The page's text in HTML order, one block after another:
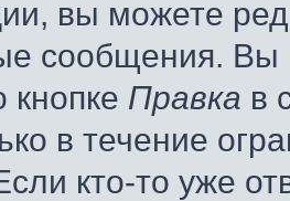
вы можете
сообщения. Вы
кнопке Правка в
в течение
кто-то уже